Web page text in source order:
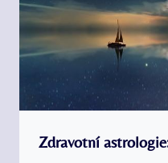
Zdravotní